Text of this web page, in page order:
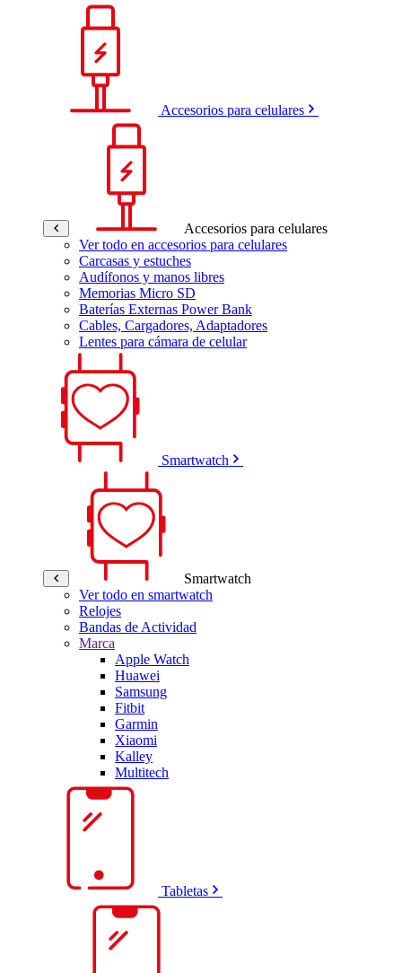
Accesorios para celulares
Accesorios para celulares
Ver todo en accesorios para celulares
Carcasas y estuches
Audífonos y manos libres
Memorias Micro SD
Baterías Externas Power Bank
Cables, Cargadores, Adaptadores
Lentes para cámara de celular
Smartwatch
Smartwatch
Ver todo en smartwatch
Relojes
Bandas de Actividad
Marca
Apple Watch
Huawei
Samsung
Fitbit
Garmin
Xiaomi
Kalley
Multitech
Tabletas